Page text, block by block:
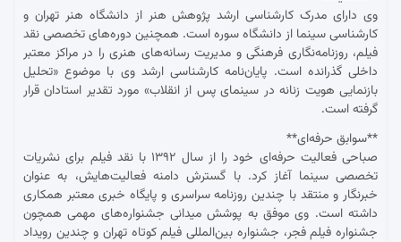
وی دارای مدرک کارشناسی ارشد پژوهش هنر از دانشگاه هنر تهران و
کارشناسی سینما از دانشگاه سوره است. همچنین دوره‌های تخصصی نقد
فیلم، روزنامه‌نگاری فرهنگی و مدیریت رسانه‌های هنری را در مراکز معتبر
داخلی گذرانده است. پایان‌نامه کارشناسی ارشد وی با موضوع «تحلیل
بازنمایی هویت زنانه در سینمای پس از انقلاب» مورد تقدیر استادان قرار
گرفته است.
**سوابق حرفه‌ای**
صباحی فعالیت حرفه‌ای خود را از سال ۱۳۹۲ با نقد فیلم برای نشریات
تخصصی سینما آغاز کرد. با گسترش دامنه فعالیت‌هایش، به عنوان
خبرنگار و منتقد با چندین روزنامه سراسری و پایگاه خبری معتبر همکاری
داشته است. وی موفق به پوشش میدانی جشنواره‌های مهمی همچون
جشنواره فیلم فجر، جشنواره بین‌المللی فیلم کوتاه تهران و چندین رویداد